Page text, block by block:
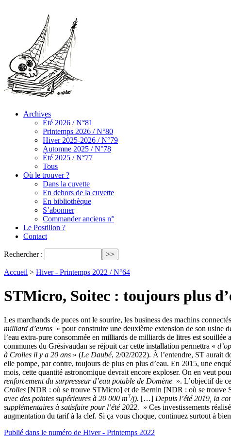
Archives
Été 2026 / N°81
Printemps 2026 / N°80
Hiver 2025-2026 / N°79
Automne 2025 / N°78
Été 2025 / N°77
Tous
Où le trouver ?
Dans la cuvette
En dehors de la cuvette
En bibliothèque
S’abonner
Commander anciens n°
Le Postillon ?
Contact
Rechercher :
Accueil > Hiver - Printemps 2022 / N°64
STMicro, Soitec : toujours plus
Les marchands de puces ont le sourire, les business des machins
milliard d’euros » pour construire une deuxième extension de son usine
l’eau extra-pure consommée en milliards de milliards de litres est souillée
communes du Grésivaudan se réjouit car cette installation permettra «
à Crolles il y a 20 ans » (Le Daubé, 2/02/2022). À l’entendre, ST aurait
elle pompe, par contre, toujours de plus en plus d’eau. En 2015, une
mois, cette quantité astronomique devrait encore exploser. On en veut
renforcement du surpresseur d’eau potable de Domène ». L’objectif de
Crolles [NDR : où se trouve STMicro] et de Bernin [NDR : où se trouve
avec des pointes supérieures à 20 000 m3/j). […] Depuis l’été 2019, la
supplémentaires à satisfaire pour l’été 2022. » Ces investissements
augmentation du tarif à la clef. Si ça vous choque, continuez surtout à
Publié dans le numéro de Hiver - Printemps 2022